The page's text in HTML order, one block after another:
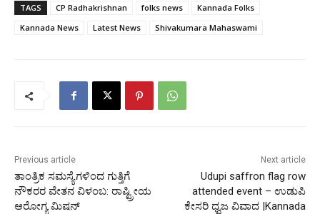
TAGS CP Radhakrishnan folks news
Kannada Folks
Kannada News
Latest News Shivakumara Mahaswami
Previous article
ತಾಂತ್ರಿಕ ಸಮಸ್ಯೆಗಳಿಂದ ಗುತ್ತಿಗೆ
ನೌಕರರ ವೇತನ ವಿಳಂಬ: ರಾಷ್ಟ್ರೀಯ
ಆರೋಗ್ಯ ಮಿಷನ್
Next article
Udupi saffron flag row
attended event – ಉಡುಪಿ
ಕೇಸರಿ ಧ್ವಜ ವಿವಾದ |Kannada